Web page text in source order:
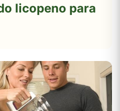
licopeno para